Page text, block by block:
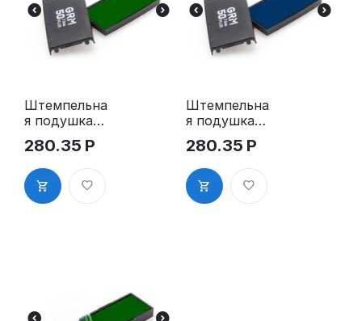
Штемпельна
я подушка
для GRM 50
Plus
280.35 Р
Штемпельна
я подушка
для GRM 50
Plus, синяя
280.35 Р